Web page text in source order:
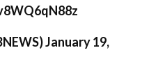
January 19,